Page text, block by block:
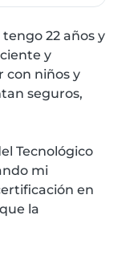
tengo 22 años y
y
con niños y
seguros,
Tecnológico
mi
en
la